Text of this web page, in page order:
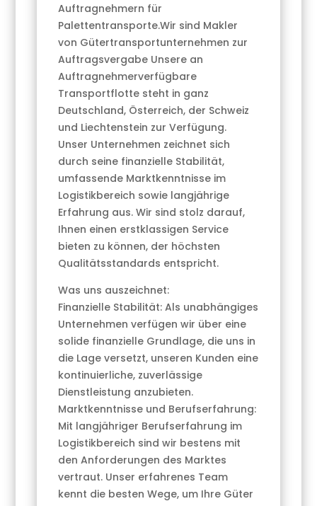
Auftragnehmern für
Palettentransporte.Wir sind Makler
von Gütertransportunternehmen zur
Auftragsvergabe Unsere an
Auftragnehmerverfügbare
Transportflotte steht in ganz
Deutschland, Österreich, der Schweiz
und Liechtenstein zur Verfügung.
Unser Unternehmen zeichnet sich
durch seine finanzielle Stabilität,
umfassende Marktkenntnisse im
Logistikbereich sowie langjährige
Erfahrung aus. Wir sind stolz darauf,
Ihnen einen erstklassigen Service
bieten zu können, der höchsten
Qualitätsstandards entspricht.
Was uns auszeichnet:
Finanzielle Stabilität: Als unabhängiges
Unternehmen verfügen wir über eine
solide finanzielle Grundlage, die uns in
die Lage versetzt, unseren Kunden eine
kontinuierliche, zuverlässige
Dienstleistung anzubieten.
Marktkenntnisse und Berufserfahrung:
Mit langjähriger Berufserfahrung im
Logistikbereich sind wir bestens mit
den Anforderungen des Marktes
vertraut. Unser erfahrenes Team
kennt die besten Wege, um Ihre Güter